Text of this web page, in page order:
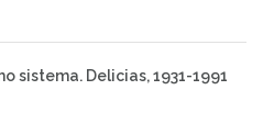
sistema. Delicias, 1931-1991